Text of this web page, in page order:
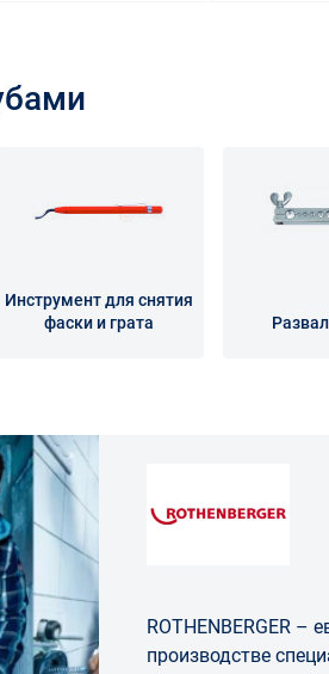
Инструмент для снятия
фаски и грата
ROTHENBERGER –
производстве